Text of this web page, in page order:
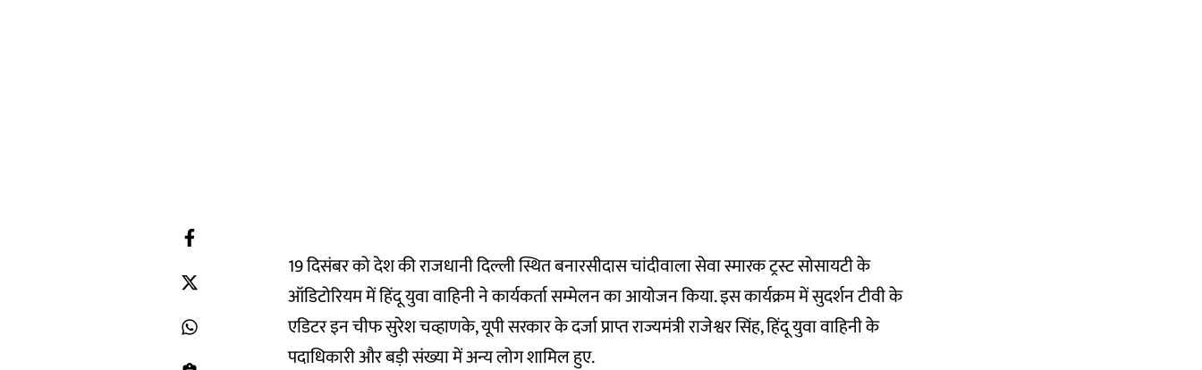
19 दिसंबर को देश की राजधानी दिल्ली स्थित बनारसीदास चांदीवाला सेवा स्मारक ट्रस्ट सोसायटी के
ऑडिटोरियम में हिंदू युवा वाहिनी ने कार्यकर्ता सम्मेलन का आयोजन किया. इस कार्यक्रम में सुदर्शन टीवी के
एडिटर इन चीफ सुरेश चव्हाणके, यूपी सरकार के दर्जा प्राप्त राज्यमंत्री राजेश्वर सिंह, हिंदू युवा वाहिनी के
पदाधिकारी और बड़ी संख्या में अन्य लोग शामिल हुए.